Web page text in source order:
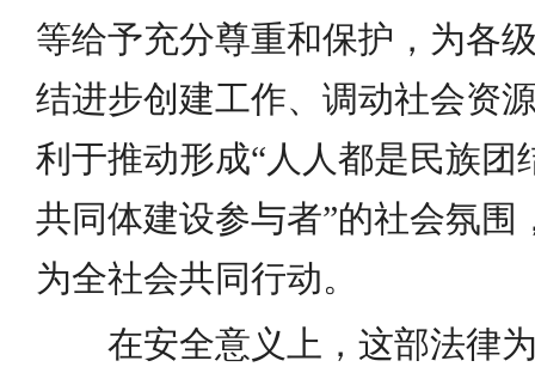
等给予充分尊重和保护，为各
结进步创建工作、调动社会资
利于推动形成“人人都是民族团
共同体建设参与者”的社会氛围
为全社会共同行动。
在安全意义上，这部法律